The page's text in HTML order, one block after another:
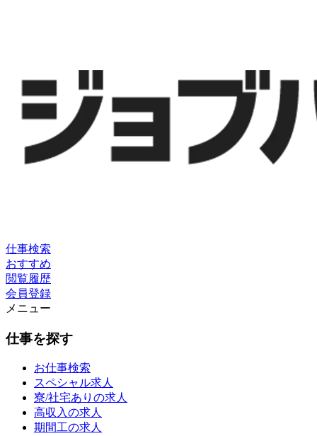
仕事検索
おすすめ
閲覧履歴
会員登録
メニュー
仕事を探す
お仕事検索
スペシャル求人
寮/社宅ありの求人
高収入の求人
期間工の求人